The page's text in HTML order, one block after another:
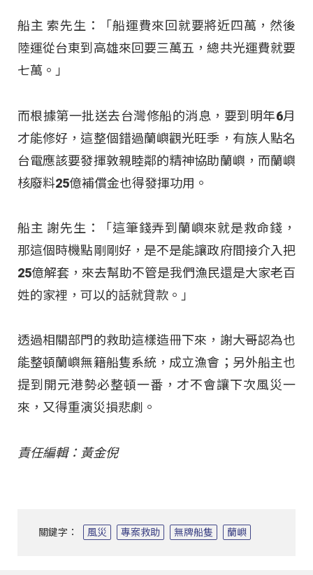
船主 索先生：「船運費來回就要將近四萬，然後
陸運從台東到高雄來回要三萬五，總共光運費就要
七萬。」
而根據第一批送去台灣修船的消息，要到明年6月
才能修好，這整個錯過蘭嶼觀光旺季，有族人點名
台電應該要發揮敦親睦鄰的精神協助蘭嶼，而蘭嶼
核廢料25億補償金也得發揮功用。
船主 謝先生：「這筆錢弄到蘭嶼來就是救命錢，
那這個時機點剛剛好，是不是能讓政府間接介入把
25億解套，來去幫助不管是我們漁民還是大家老百
姓的家裡，可以的話就貸款。」
透過相關部門的救助這樣造冊下來，謝大哥認為也
能整頓蘭嶼無籍船隻系統，成立漁會；另外船主也
提到開元港勢必整頓一番，才不會讓下次風災一
來，又得重演災損悲劇。
責任編輯：黃金倪
關鍵字： 風災 專案救助 無牌船隻 蘭嶼